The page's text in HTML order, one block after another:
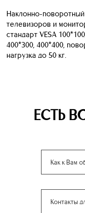
Наклонно-
телевизоров и
стандарт VESA
400*300, 400*400,
нагрузка до 50 кг.
ЕСТЬ